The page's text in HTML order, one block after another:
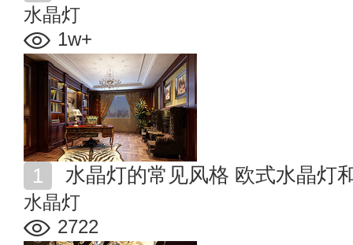
水晶灯
1w+
水晶灯的常见风格 欧式水晶灯
水晶灯
2722